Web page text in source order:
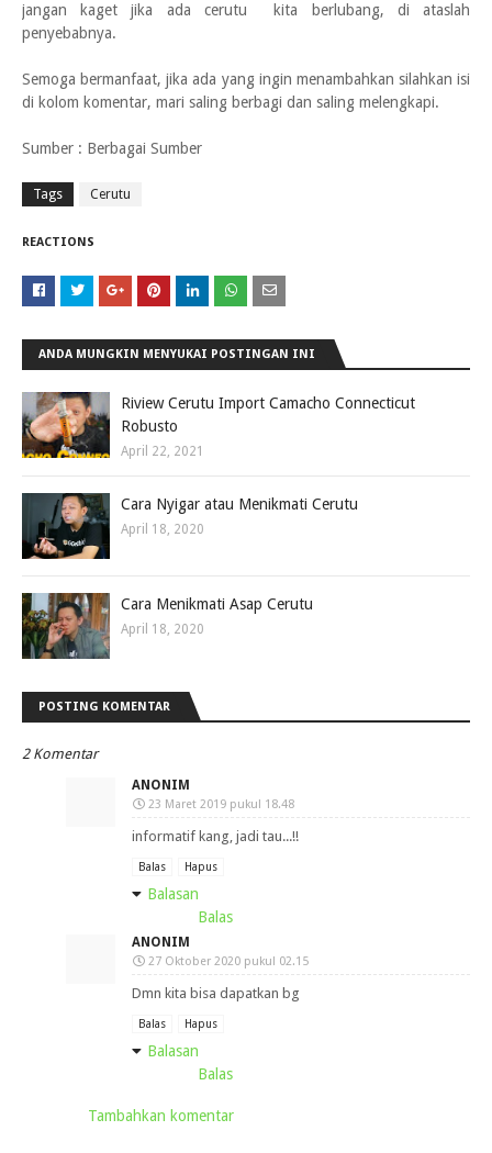
jangan kaget jika ada cerutu kita berlubang, di ataslah
penyebabnya.
Semoga bermanfaat, jika ada yang ingin menambahkan silahkan isi
di kolom komentar, mari saling berbagi dan saling melengkapi.
Sumber : Berbagai Sumber
Tags Cerutu
REACTIONS
ANDA MUNGKIN MENYUKAI POSTINGAN INI
Riview Cerutu Import Camacho Connecticut
Robusto
April 22, 2021
Cara Nyigar atau Menikmati Cerutu
April 18, 2020
Cara Menikmati Asap Cerutu
April 18, 2020
POSTING KOMENTAR
2 Komentar
ANONIM
23 Maret 2019 pukul 18.48
informatif kang, jadi tau...!!
Balas Hapus
Balasan
Balas
ANONIM
27 Oktober 2020 pukul 02.15
Dmn kita bisa dapatkan bg
Balas Hapus
Balasan
Balas
Tambahkan komentar